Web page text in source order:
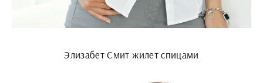
Элизабет Смит жилет спицами